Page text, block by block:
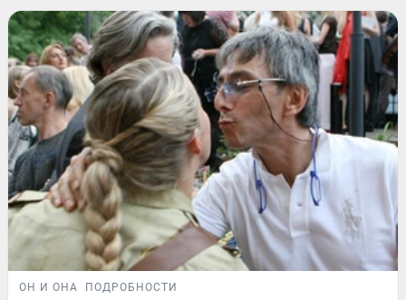
ОН И ОНА ПОДРОБНОСТИ